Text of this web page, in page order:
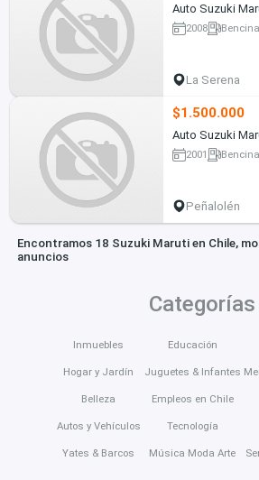
Auto Suzuki
2008
La Serena
$1.500.000
Auto Suzuki
2001
Peñalolén
Encontramos 18 Suzuki Maruti en Chile,
anuncios
Categorías
Inmuebles
Hogar y Jardín
Belleza
Autos y Vehículos
Yates & Barcos
Educación
Juguetes & Infantes
Empleos en Chile
Tecnología
Música Moda Arte